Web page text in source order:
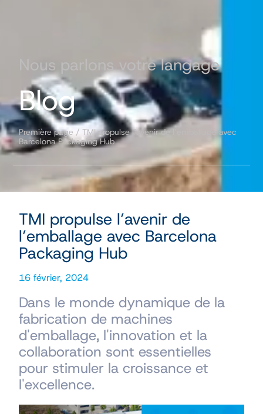
Nous parlons votre langage
Blog
Première page / TMI propulse l’avenir de l’emballage avec
Barcelona Packaging Hub
TMI propulse l’avenir de
l’emballage avec Barcelona
Packaging Hub
16 février, 2024
Dans le monde dynamique de la
fabrication de machines
d'emballage, l'innovation et la
collaboration sont essentielles
pour stimuler la croissance et
l'excellence.